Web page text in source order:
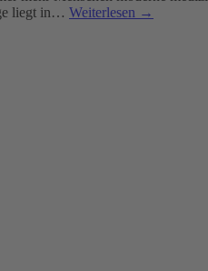
liegt in… Weiterlesen →